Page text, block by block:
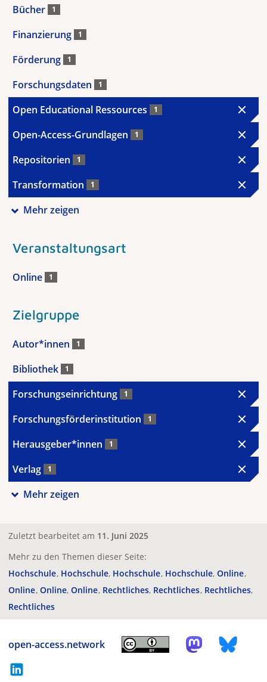
Bücher 1
Finanzierung 1
Förderung 1
Forschungsdaten 1
Open Educational Ressources 1
Open-Access-Grundlagen 1
Repositorien 1
Transformation 1
Mehr zeigen
Veranstaltungsart
Online 1
Zielgruppe
Autor*innen 1
Bibliothek 1
Forschungseinrichtung 1
Forschungsförderinstitution 1
Herausgeber*innen 1
Verlag 1
Mehr zeigen
Zuletzt bearbeitet am 11. Juni 2025
Mehr zu den Themen dieser Seite:
Hochschule Hochschule Hochschule Hochschule Online
Online Online Online Rechtliches Rechtliches Rechtliches
Rechtliches
open-access.network